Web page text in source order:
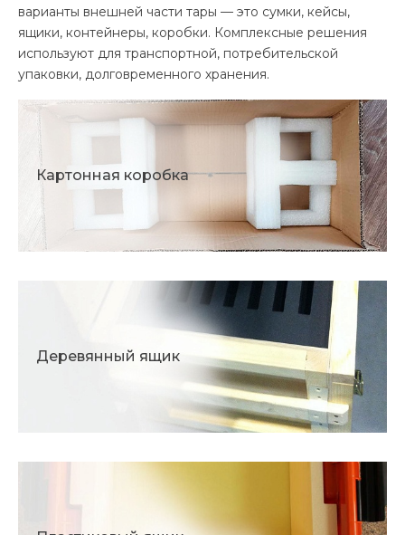
варианты внешней части тары — это сумки, кейсы,
ящики, контейнеры, коробки. Комплексные решения
используют для транспортной, потребительской
упаковки, долговременного хранения.
Картонная коробка
Деревянный ящик